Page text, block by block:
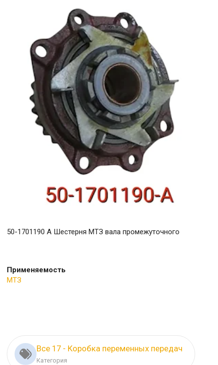
50-1701190 А Шестерня МТЗ вала промежуточного
Применяемость
МТЗ
Все 17 - Коробка переменных передач
Категория